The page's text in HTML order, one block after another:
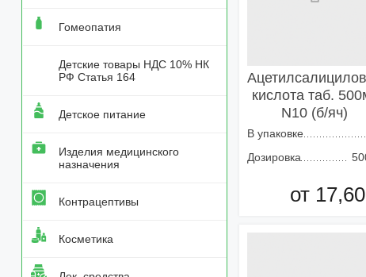
Гомеопатия
Детские товары НДС 10% НК
РФ Статья 164
Детское питание
Изделия медицинского
назначения
Контрацептивы
Косметика
кислота таб.
N10 (б/яч)
В упаковке
Дозировка
от